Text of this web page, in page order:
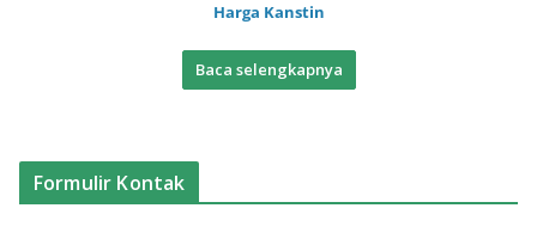
Harga Kanstin
Baca selengkapnya
Formulir Kontak